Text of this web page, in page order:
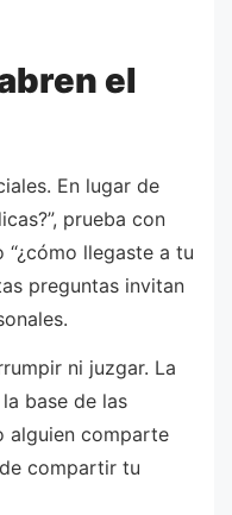
el
En lugar de
prueba con
“¿cómo llegaste a tu
preguntas invitan
ni juzgar. La
base de las
alguien comparte
compartir tu